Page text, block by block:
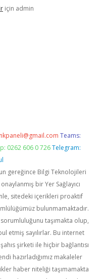
için admin
Teams:
0262 606 0 726 Telegram:
gereğince Bilgi Teknolojileri
bir Yer Sağlayıcı
sitedeki içerikleri proaktif
bulunmamaktadır.
taşımakta olup,
etmiş sayılırlar. Bu internet
şirketi ile hiçbir bağlantısı
hazırladığımız makaleler
haber niteliği taşımamakta